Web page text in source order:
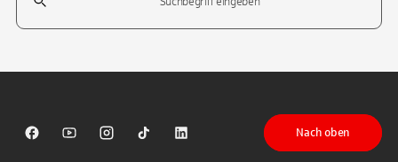
Sparkasse auf Facebook
Sparkasse auf Youtube
Sparkasse auf Instagram
Sparkasse auf TikTok
Sparkasse auf LinkedIn
Nach oben